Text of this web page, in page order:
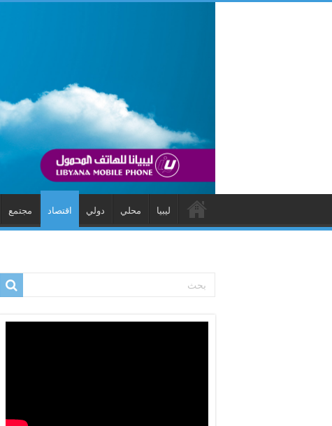
ليبيا محلي دولي اقتصاد مجتمع